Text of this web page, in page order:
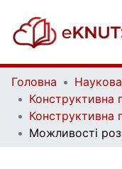
Головна